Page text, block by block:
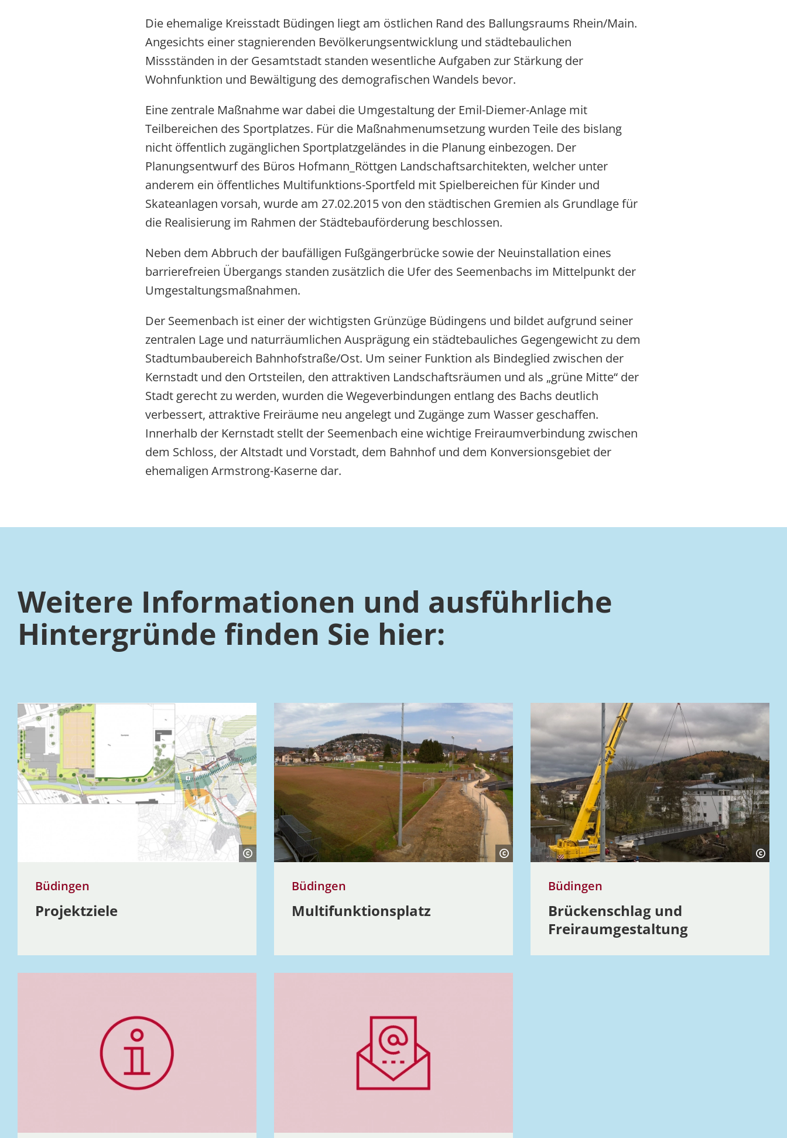
Die ehemalige Kreisstadt Büdingen liegt am östlichen Rand des Ballungsraums Rhein/Main.
Angesichts einer stagnierenden Bevölkerungsentwicklung und städtebaulichen
Missständen in der Gesamtstadt standen wesentliche Aufgaben zur Stärkung der
Wohnfunktion und Bewältigung des demografischen Wandels bevor.
Eine zentrale Maßnahme war dabei die Umgestaltung der Emil-Diemer-Anlage mit
Teilbereichen des Sportplatzes. Für die Maßnahmenumsetzung wurden Teile des bislang
nicht öffentlich zugänglichen Sportplatzgeländes in die Planung einbezogen. Der
Planungsentwurf des Büros Hofmann_Röttgen Landschaftsarchitekten, welcher unter
anderem ein öffentliches Multifunktions-Sportfeld mit Spielbereichen für Kinder und
Skateanlagen vorsah, wurde am 27.02.2015 von den städtischen Gremien als Grundlage für
die Realisierung im Rahmen der Städtebauförderung beschlossen.
Neben dem Abbruch der baufälligen Fußgängerbrücke sowie der Neuinstallation eines
barrierefreien Übergangs standen zusätzlich die Ufer des Seemenbachs im Mittelpunkt der
Umgestaltungsmaßnahmen.
Der Seemenbach ist einer der wichtigsten Grünzüge Büdingens und bildet aufgrund seiner
zentralen Lage und naturräumlichen Ausprägung ein städtebauliches Gegengewicht zu dem
Stadtumbaubereich Bahnhofstraße/Ost. Um seiner Funktion als Bindeglied zwischen der
Kernstadt und den Ortsteilen, den attraktiven Landschaftsräumen und als „grüne Mitte“ der
Stadt gerecht zu werden, wurden die Wegeverbindungen entlang des Bachs deutlich
verbessert, attraktive Freiräume neu angelegt und Zugänge zum Wasser geschaffen.
Innerhalb der Kernstadt stellt der Seemenbach eine wichtige Freiraumverbindung zwischen
dem Schloss, der Altstadt und Vorstadt, dem Bahnhof und dem Konversionsgebiet der
ehemaligen Armstrong-Kaserne dar.
Weitere Informationen und ausführliche
Hintergründe finden Sie hier:
Büdingen
Projekt­ziele
Büdingen
Multi­funk­ti­ons­platz
Büdingen
Brücken­schlag und
Freiraum­ge­staltung